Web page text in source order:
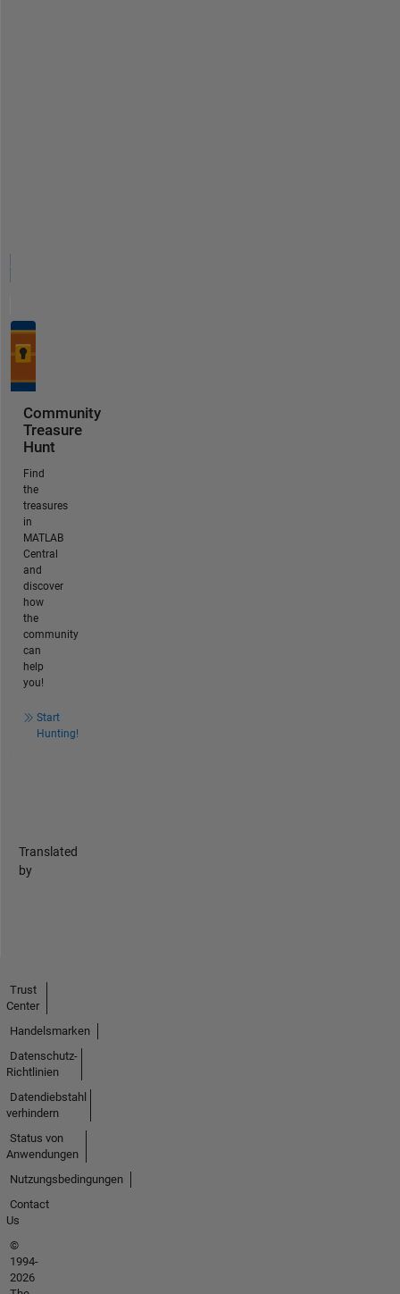
Community
Treasure
Hunt
Find
the
treasures
in
MATLAB
Central
and
discover
how
the
community
can
help
you!
Start
Hunting!
Translated
by
Trust
Center
Handelsmarken
Datenschutz-
Richtlinien
Datendiebstahl
verhindern
Status von
Anwendungen
Nutzungsbedingungen
Contact
Us
©
1994-
2026